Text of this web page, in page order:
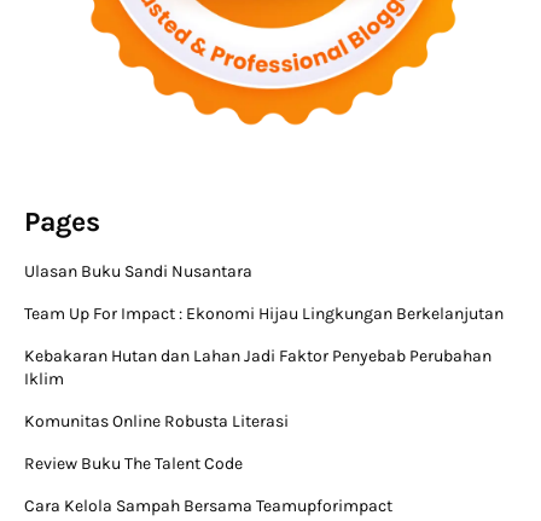
Pages
Ulasan Buku Sandi Nusantara
Team Up For Impact : Ekonomi Hijau Lingkungan Berkelanjutan
Kebakaran Hutan dan Lahan Jadi Faktor Penyebab Perubahan
Iklim
Komunitas Online Robusta Literasi
Review Buku The Talent Code
Cara Kelola Sampah Bersama Teamupforimpact